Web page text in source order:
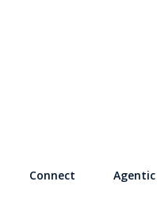
Connect Agentic